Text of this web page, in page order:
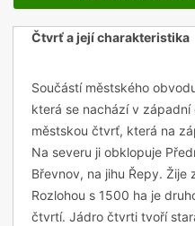
Čtvrť a její charakteristika
Součástí městského
která se nachází v
městskou čtvrť, která na
Na severu ji obklopuje
Břevnov, na jihu Řepy.
Rozlohou s 1500 ha je
čtvrtí. Jádro čtvrti tvoří